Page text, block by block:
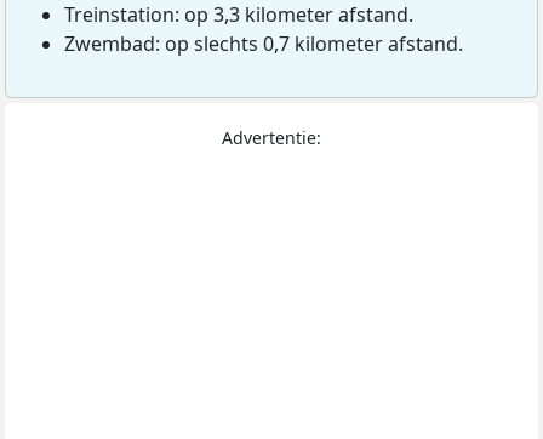
Treinstation: op 3,3 kilometer afstand.
Zwembad: op slechts 0,7 kilometer afstand.
Advertentie: